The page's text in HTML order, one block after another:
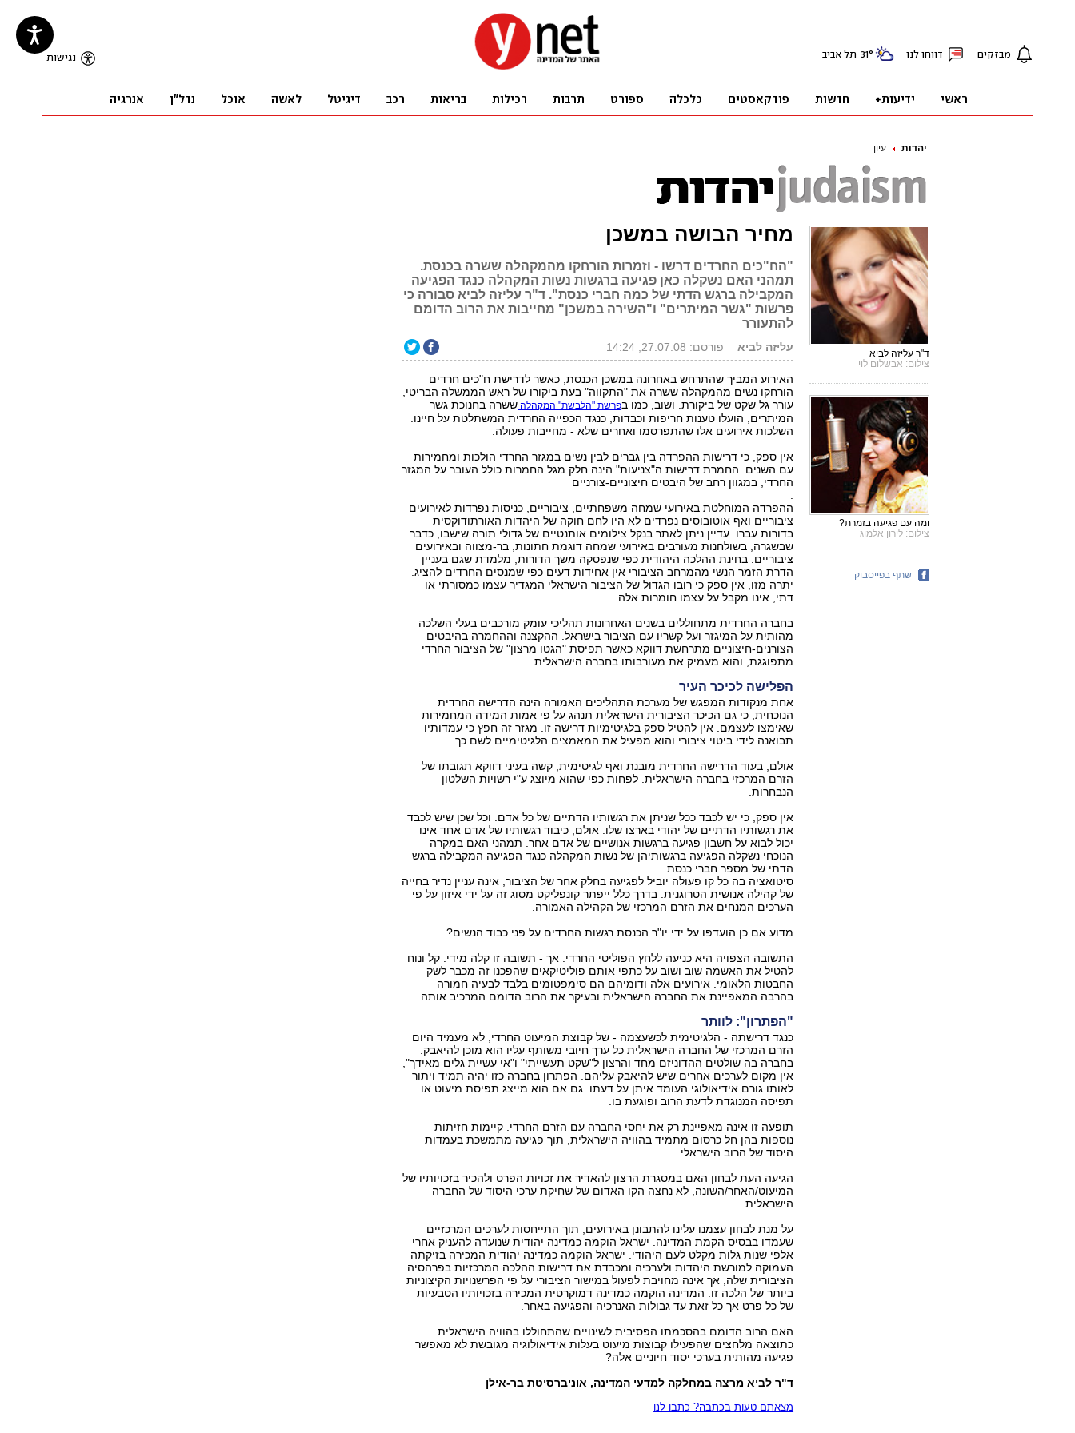
יהדות עיון
מחיר הבושה במשכן
"הח"כים החרדים דרשו - וזמרות הורחקו מהמקהלה ששרה בכנסת.
תמהני האם נשקלה כאן פגיעה ברגשות נשות המקהלה כנגד הפגיעה
המקבילה ברגש הדתי של כמה חברי כנסת". ד"ר עליזה לביא סבורה כי
פרשות "גשר המיתרים" ו"השירה במשכן" מחייבות את הרוב הדומם
להתעורר
עליזה לביא פורסם: 27.07.08, 14:24
האירוע המביך שהתרחש באחרונה במשכן הכנסת, כאשר לדרישת ח"כים חרדים
הורחקו נשים מהמקהלה ששרה את "התקווה" בעת ביקורו של ראש הממשלה הבריטי,
עורר גל שקט של ביקורת. ושוב, כמו בפרשת "הלבשת" המקהלה ששרה בחנוכת גשר
המיתרים, הועלו טענות חריפות וכבדות, כנגד הכפייה החרדית המשתלטת על חיינו.
השלכות אירועים אלו שהתפרסמו ואחרים שלא - מחייבות פעולה.
אין ספק, כי דרישות ההפרדה בין גברים לבין נשים במגזר החרדי הולכות ומחמירות
עם השנים. החמרת דרישות ה"צניעות" הינה חלק מגל החמרות כולל העובר על המגזר
החרדי, במגוון רחב של היבטים חיצוניים-צורניים
.
ההפרדה המוחלטת באירועי שמחה משפחתיים, ציבוריים, כניסות נפרדות לאירועים
ציבוריים ואף אוטובוסים נפרדים לא היו לחם חוקה של היהדות האורתודוקסית
בדורות עברו. עדיין ניתן לאתר בנקל צילומים אותנטיים של גדולי תורה שישבו, כדבר
שבשגרה, בשולחנות מעורבים באירועי שמחה דוגמת חתונות, בר-מצווה ובאירועים
ציבוריים. בחינת ההלכה היהודית כפי שנפסקה משך הדורות, מלמדת שגם בעניין
הדרת הזמר הנשי מהמרחב הציבורי אין אחידות דעים כפי שמנסים החרדים להציג.
יתרה מזו, אין ספק כי רובו הגדול של הציבור הישראלי המגדיר עצמו כמסורתי או
דתי, אינו מקבל על עצמו חומרות אלה.
בחברה החרדית מתחוללים בשנים האחרונות תהליכי עומק מורכבים בעלי השלכה
מהותית על המיגזר ועל קשריו עם הציבור בישראל. ההקצנה וההחמרה בהיבטים
הצורנים-חיצוניים מתרחשת דווקא כאשר תפיסת "הגטו מרצון" של הציבור החרדי
מתפוגגת, והוא מעמיק את מעורבותו בחברה הישראלית.
הפלישה לכיכר העיר
אחת מנקודות המפגש של מערכת התהליכים האמורה הינה הדרישה החרדית
הנוכחית, כי גם הכיכר הציבורית הישראלית תנהג על פי אמות המידה המחמירות
שאימצו לעצמם. אין להטיל ספק בלגיטימיות דרישה זו. מגזר זה חפץ כי עמדותיו
תבואנה לידי ביטוי ציבורי והוא מפעיל את המאמצים הלגיטימיים לשם כך.
אולם, בעוד הדרישה החרדית מובנת ואף לגיטימית, קשה בעיני דווקא תגובתו של
הזרם המרכזי בחברה הישראלית. לפחות כפי שהוא מיוצג ע"י רשויות השלטון
הנבחרות.
אין ספק, כי יש לכבד ככל שניתן את רגשותיו הדתיים של כל אדם. וכל שכן שיש לכבד
את רגשותיו הדתיים של יהודי בארצו שלו. אולם, כיבוד רגשותיו של אדם אחד אינו
יכול לבוא על חשבון פגיעה ברגשות אנושיים של אדם אחר. תמהני האם במקרה
הנוכחי נשקלה הפגיעה ברגשותיהן של נשות המקהלה כנגד הפגיעה המקבילה ברגש
הדתי של מספר חברי כנסת.
סיטואציה בה כל קו פעולה יוביל לפגיעה בחלק אחר של הציבור, אינה עניין נדיר בחייה
של קהילה אנושית הטרוגנית. בדרך כלל ייפתר קונפליקט מסוג זה על ידי איזון על פי
הערכים המנחים את הזרם המרכזי של הקהילה האמורה.
מדוע אם כן הועדפו על ידי יו"ר הכנסת רגשות החרדים על פני כבוד הנשים?
התשובה הצפויה היא כניעה ללחץ הפוליטי החרדי. אך - תשובה זו קלה מידי. קל ונוח
להטיל את האשמה שוב ושוב על כתפי אותם פוליטיקאים שהפכנו זה מכבר לשק
החבטות הלאומי. אירועים אלה ודומיהם הם סימפטומים בלבד לבעיה חמורה
בהרבה המאפיינת את החברה הישראלית ובעיקר את הרוב הדומם המרכיב אותה.
"הפתרון": לוותר
כנגד דרישתה - הלגיטימית לכשעצמה - של קבוצת המיעוט החרדי, לא מעמיד היום
הזרם המרכזי של החברה הישראלית כל ערך חיובי משותף עליו הוא מוכן להיאבק.
בחברה בה שולטים ההדוניזם מחד והרצון ל"שקט תעשייתי" ו"אי עשיית גלים מאידך",
אין מקום לערכים אחרים שיש להיאבק עליהם. הפתרון בחברה כזו יהיה תמיד ויתור
לאותו גורם אידיאולוגי העומד איתן על דעתו. גם אם הוא מייצג תפיסת מיעוט או
תפיסה המנוגדת לדעת הרוב ופוגעת בו.
תופעה זו אינה מאפיינת רק את יחסי החברה עם הזרם החרדי. קיימות חזיתות
נוספות בהן חל כרסום מתמיד בהוויה הישראלית, תוך פגיעה מתמשכת בעמדות
היסוד של הרוב הישראלי.
הגיעה העת לבחון האם במסגרת הרצון להאדיר את זכויות הפרט ולהכיר בזכויותיו של
המיעוט/האחר/השונה, לא נחצה הקו האדום של שחיקת ערכי היסוד של החברה
הישראלית.
על מנת לבחון עצמנו עלינו להתבונן באירועים, תוך התייחסות לערכים המרכזיים
שעמדו בבסיס הקמת המדינה. ישראל הוקמה כמדינה יהודית שנועדה להעניק אחרי
אלפי שנות גלות מקלט לעם היהודי. ישראל הוקמה כמדינה יהודית המכירה בזיקתה
העמוקה למורשת היהדות ולערכיה ומכבדת את דרישות ההלכה המרכזיות בפרהסיה
הציבורית שלה, אך אינה מחויבת לפעול במישור הציבורי על פי הפרשנויות הקיצוניות
ביותר של הלכה זו. המדינה הוקמה כמדינה דמוקרטית המכירה בזכויותיו הטבעיות
של כל פרט אך כל זאת עד גבולות האנרכיה והפגיעה באחר.
האם הרוב הדומם בהסכמתו הפסיבית לשינויים שהתחוללו בהוויה הישראלית
כתוצאה מלחצים שהפעילו קבוצות מיעוט בעלות אידיאולוגיה מגובשת לא מאפשר
פגיעה מהותית בערכי יסוד חיוניים אלה?
ד"ר לביא מרצה במחלקה למדעי המדינה, אוניברסיטת בר-אילן
מצאתם טעות בכתבה? כתבו לנו
ד"ר עליזה לביא
צילום: אבשלום לוי
ומה עם פגיעה בזמרת?
צילום: לירון אלמוג
שתף בפייסבוק